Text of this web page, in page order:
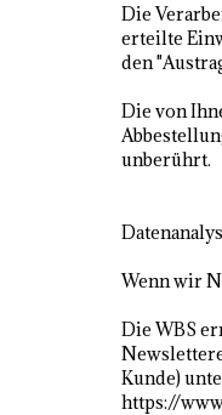
Die
erteilte
den
Die von
unberührt.
Wenn wir
Die WBS
Kunde)
https://